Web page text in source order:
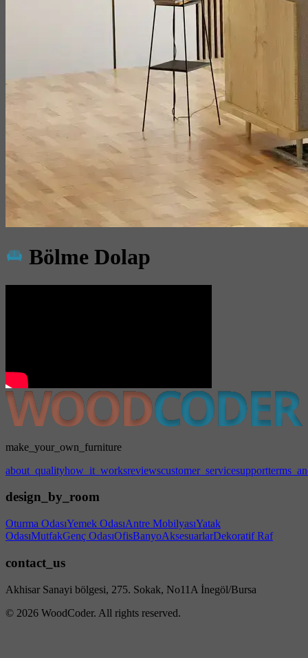
Bölme Dolap
make_your_own_furniture
about_qualityhow_it_worksreviewscustomer_servicesupport
design_by_room
Oturma OdasıYemek OdasıAntre MobilyasıYatak
OdasıMutfakGenç OdasıOfisBanyoAksesuarlarDekoratif Raf
contact_us
Akhisar Sanayi bölgesi, 275. Sokak, No11A İnegöl/Bursa
© 2026 WoodCoder. All rights reserved.